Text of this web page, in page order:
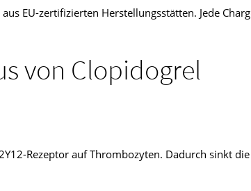
EU-zertifizierten Herstellungsstätten. Jede
von Clopidogrel
Rezeptor auf Thrombozyten. Dadurch sinkt